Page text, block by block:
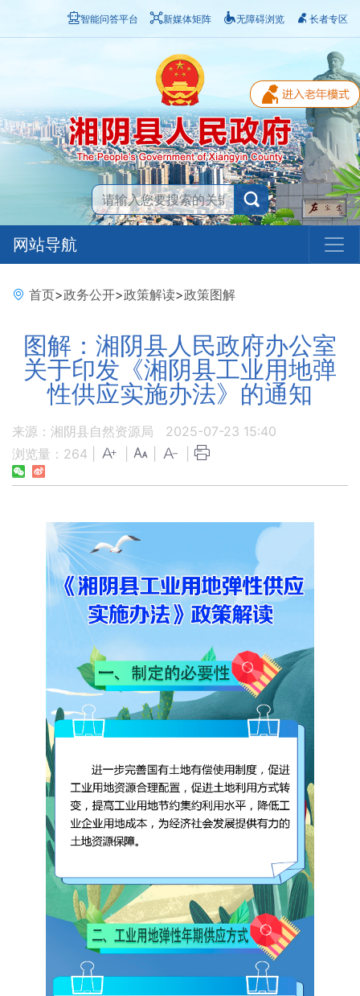
智能问答平台 新媒体矩阵 无障碍浏览 长者专区
网站导航
首页>政务公开>政策解读>政策图解
图解：湘阴县人民政府办公室
关于印发《湘阴县工业用地弹
性供应实施办法》的通知
来源：湘阴县自然资源局
2025-07-23 15:40
浏览量： 264